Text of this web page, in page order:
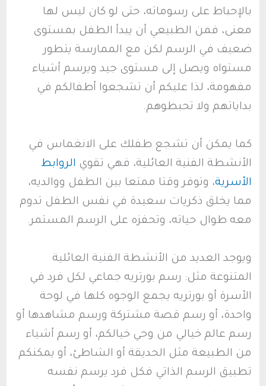
بالإحباط على رسوماته، حتى لو كان ليس لها
معنى، فمن الطبيعي أن يبدأ الطفل بمستوى
ضعيف في الرسم لكن مع الممارسة يتطور
مستواه ويصل إلى مستوى جيد ويرسم أشياء
مفهومة، لذا عليكم أن تشجعوا أطفالكم في
بداياتهم ولا تحبطوهم.
كما يمكن أن تشجع طفلك على الانغماس في
الأنشطة الفنية العائلية، فهي تقوي الروابط
الأسرية، وتوفر وقتا ممتعا بين الطفل ووالديه،
مما يخلق ذكريات سعيدة في نفس الطفل تدوم
معه طوال حياته، وتحفزه على الرسم المستمر.
ويوجد العديد من الأنشطة الفنية العائلية
المتنوعة مثل: رسم بورتريه جماعي لكل فرد في
الأسرة أو بورتريه يجمع الوجوه كلها في لوحة
واحدة، أو رسم قصة مشتركة ورسم مشاهدها أو
رسم عالم خيالي من وحي خيالكم، أو رسم أشياء
من الطبيعة مثل الحديقة أو الشاطئ، أو يمكنكم
تطبيق الرسم الذاتي فكل فرد يرسم نفسه